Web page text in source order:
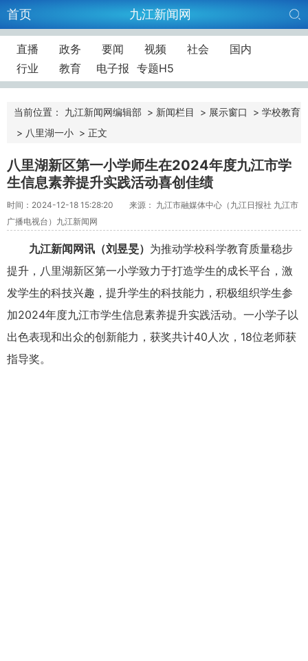
首页 九江新闻网
直播 政务 要闻 视频 社会
国内
行业
教育 电子报 专题H5
当前位置： 九江新闻网编辑部 > 新闻栏目 > 展示窗口 > 学校教育
> 八里湖一小 > 正文
八里湖新区第一小学师生在2024年度九江市学
生信息素养提升实践活动喜创佳绩
时间：2024-12-18 15:28:20
来源： 九江市融媒体中心（九江日报社 九江市
广播电视台）九江新闻网
九江新闻网讯（刘昱旻） 为推动学校科学教育质量稳步
提升，八里湖新区第一小学致力于打造学生的成长平台，激
发学生的科技兴趣，提升学生的科技能力，积极组织学生参
加2024年度九江市学生信息素养提升实践活动。一小学子以
出色表现和出众的创新能力，获奖共计40人次，18位老师获
指导奖。